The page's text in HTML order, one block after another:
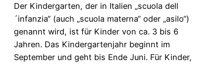
Der Kindergarten, der in Italien „scuola dell
´infanzia“ (auch „scuola materna“ oder „asilo“)
genannt wird, ist für Kinder von ca. 3 bis 6
Jahren. Das Kindergartenjahr beginnt im
September und geht bis Ende Juni. Für Kinder,